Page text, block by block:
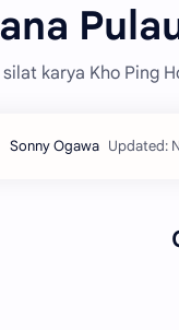
karya Kho Ping